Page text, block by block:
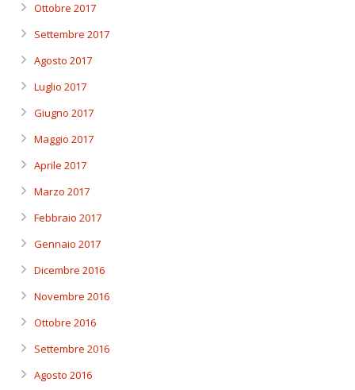
Ottobre 2017
Settembre 2017
Agosto 2017
Luglio 2017
Giugno 2017
Maggio 2017
Aprile 2017
Marzo 2017
Febbraio 2017
Gennaio 2017
Dicembre 2016
Novembre 2016
Ottobre 2016
Settembre 2016
Agosto 2016